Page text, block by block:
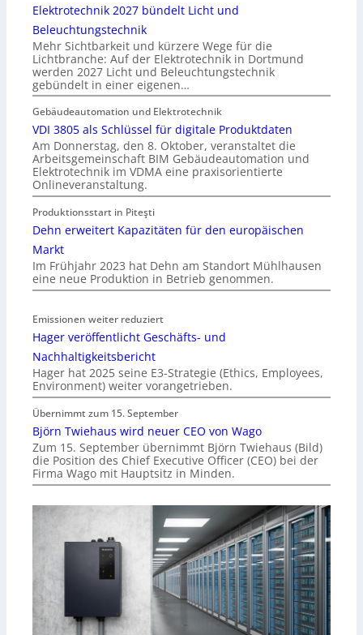
Elektrotechnik 2027 bündelt Licht und
Beleuchtungstechnik
Mehr Sichtbarkeit und kürzere Wege für die
Lichtbranche: Auf der Elektrotechnik in Dortmund
werden 2027 Licht und Beleuchtungstechnik
gebündelt in einer eigenen…
Gebäudeautomation und Elektrotechnik
VDI 3805 als Schlüssel für digitale Produktdaten
Am Donnerstag, den 8. Oktober, veranstaltet die
Arbeitsgemeinschaft BIM Gebäudeautomation und
Elektrotechnik im VDMA eine praxisorientierte
Onlineveranstaltung.
Produktionsstart in Piteşti
Dehn erweitert Kapazitäten für den europäischen
Markt
Im Frühjahr 2023 hat Dehn am Standort Mühlhausen
eine neue Produktion in Betrieb genommen.
Emissionen weiter reduziert
Hager veröffentlicht Geschäfts- und
Nachhaltigkeitsbericht
Hager hat 2025 seine E3-Strategie (Ethics, Employees,
Environment) weiter vorangetrieben.
Übernimmt zum 15. September
Björn Twiehaus wird neuer CEO von Wago
Zum 15. September übernimmt Björn Twiehaus (Bild)
die Position des Chief Executive Officer (CEO) bei der
Firma Wago mit Hauptsitz in Minden.